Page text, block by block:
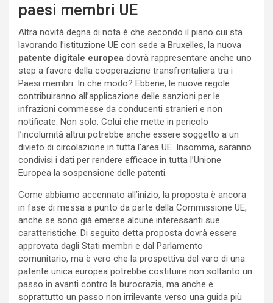
paesi membri UE
Altra novità degna di nota è che secondo il piano cui sta
lavorando l’istituzione UE con sede a Bruxelles, la nuova
patente digitale europea dovrà rappresentare anche uno
step a favore della cooperazione transfrontaliera tra i
Paesi membri. In che modo? Ebbene, le nuove regole
contribuiranno all’applicazione delle sanzioni per le
infrazioni commesse da conducenti stranieri e non
notificate. Non solo. Colui che mette in pericolo
l’incolumità altrui potrebbe anche essere soggetto a un
divieto di circolazione in tutta l’area UE. Insomma, saranno
condivisi i dati per rendere efficace in tutta l’Unione
Europea la sospensione delle patenti.
Come abbiamo accennato all’inizio, la proposta è ancora
in fase di messa a punto da parte della Commissione UE,
anche se sono già emerse alcune interessanti sue
caratteristiche. Di seguito detta proposta dovrà essere
approvata dagli Stati membri e dal Parlamento
comunitario, ma è vero che la prospettiva del varo di una
patente unica europea potrebbe costituire non soltanto un
passo in avanti contro la burocrazia, ma anche e
soprattutto un passo non irrilevante verso una guida più